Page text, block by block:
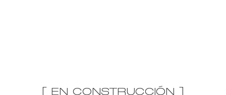
[ EN CONSTRUCCIÓN ]